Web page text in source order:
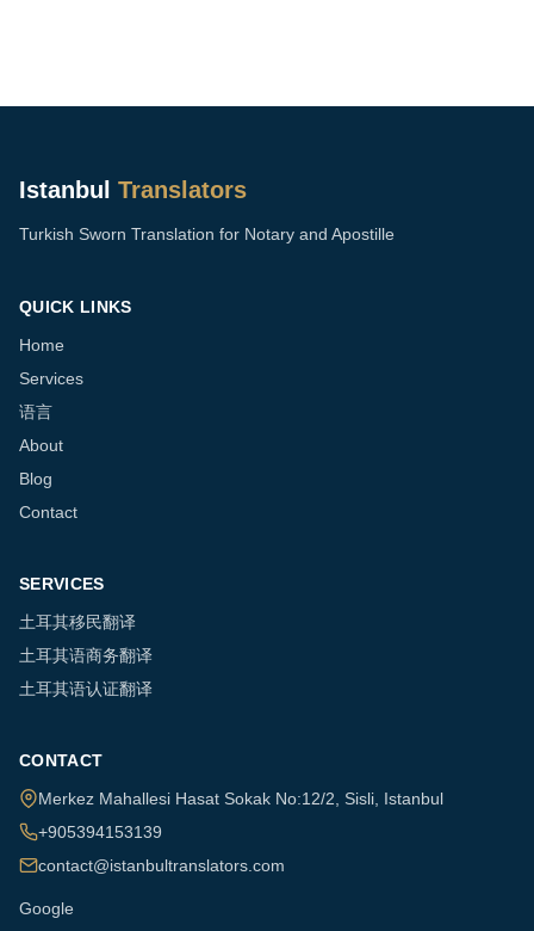
Istanbul Translators
Turkish Sworn Translation for Notary and Apostille
QUICK LINKS
Home
Services
语言
About
Blog
Contact
SERVICES
土耳其移民翻译
土耳其语商务翻译
土耳其语认证翻译
CONTACT
Merkez Mahallesi Hasat Sokak No:12/2
Sisli Istanbul
+905394153139
contact@istanbultranslators.com
Google